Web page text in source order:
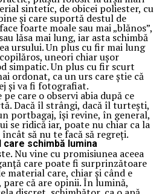
sintetic, de obicei poliester, cu
și care suportă destul de
foarte moale sau mai „blănos”,
lăsa mai lung, iar asta schimbă
ursului. Un plus cu fir mai lung
uneori chiar ușor
simpatic. Un plus cu fir scurt
ordonat, ca un urs care știe că
și va fi fotografiat.
care o observi abia după ce
Dacă îl strângi, dacă îl turtești,
portbagaj, își revine, în general,
se ridică iar, poate nu chiar ca la
să nu te facă să regreți.
schimbă lumina
Nu vine cu promisiunea aceea
care poate fi surprinzătoare
material care, chiar și când e
că are opinii. În lumină,